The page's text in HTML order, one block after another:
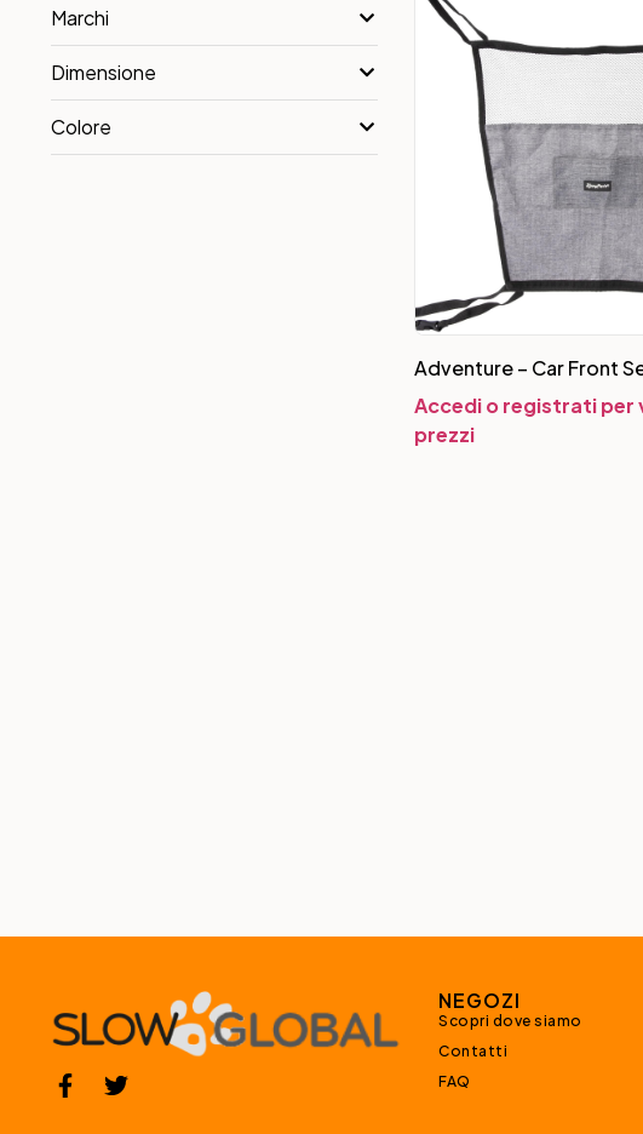
Marchi
Dimensione
Colore
Adventure – Car Front
Accedi o registrati per
prezzi
NEGOZI
Scopri dove siamo
Contatti
FAQ